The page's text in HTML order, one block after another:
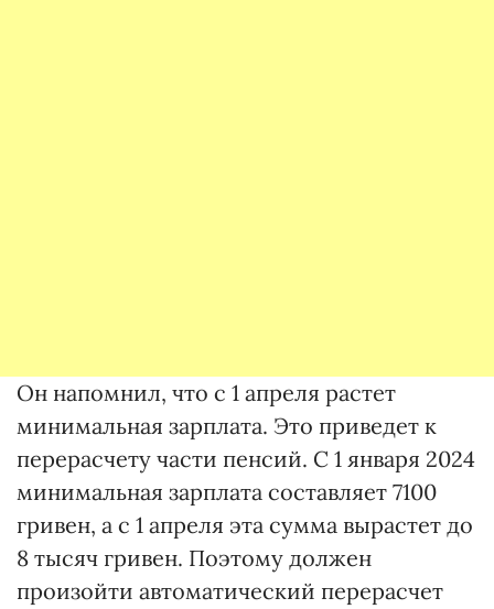
Он напомнил, что с 1 апреля растет
минимальная зарплата. Это приведет к
перерасчету части пенсий. С 1 января 2024
минимальная зарплата составляет 7100
гривен, а с 1 апреля эта сумма вырастет до
8 тысяч гривен. Поэтому должен
произойти автоматический перерасчет